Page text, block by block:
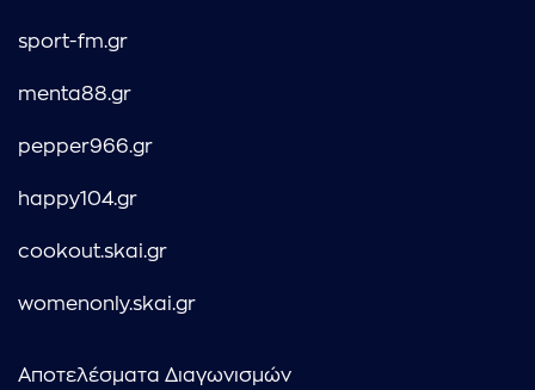
sport-fm.gr
menta88.gr
pepper966.gr
happy104.gr
cookout.skai.gr
womenonly.skai.gr
Αποτελέσματα Διαγωνισμών